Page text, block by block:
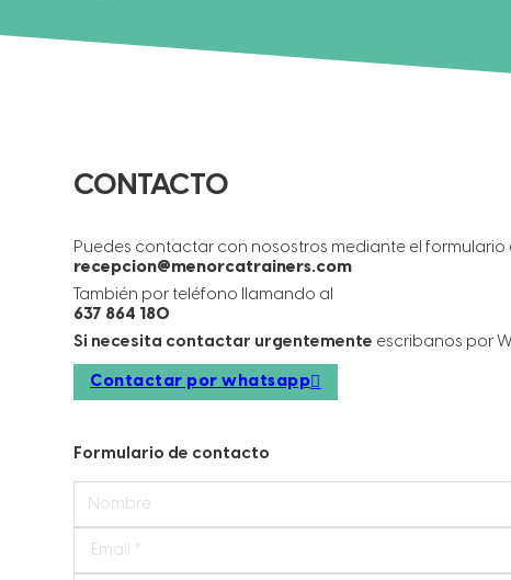
CONTACTO
Puedes contactar con nosostros mediante el
recepcion@menorcatrainers.com
También por teléfono llamando al
637 864 180
Si necesita contactar urgentemente escribanos por
Contactar por whatsapp
Formulario de contacto